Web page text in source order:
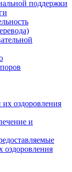
поддержки
оздоровления
и
оздоровления